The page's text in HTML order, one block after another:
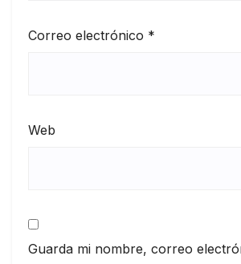
Correo electrónico *
Web
Guarda mi nombre, correo